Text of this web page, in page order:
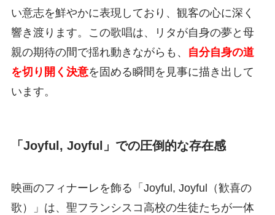
い意志を鮮やかに表現しており、観客の心に深く
響き渡ります。この歌唱は、リタが自身の夢と母
親の期待の間で揺れ動きながらも、
自分自身の道
を切り開く決意を固める瞬間を見事に描き出して
います。
「Joyful, Joyful」での圧倒的な存在感
映画のフィナーレを飾る「Joyful, Joyful（歓喜の
歌）」は、聖フランシスコ高校の生徒たちが一体